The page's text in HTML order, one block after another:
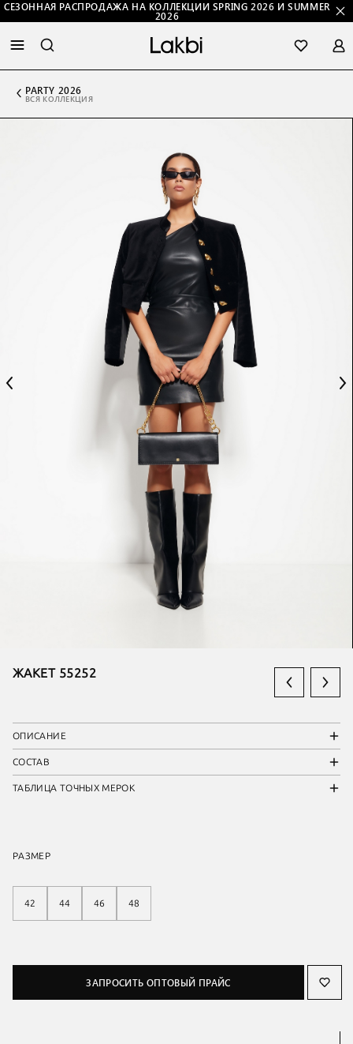
СЕЗОННАЯ РАСПРОДАЖА НА КОЛЛЕКЦИИ SPRING 2026 И SUMMER
2026
PARTY 2026
ВСЯ КОЛЛЕКЦИЯ
ЖАКЕТ 55252
ОПИСАНИЕ
СОСТАВ
ТАБЛИЦА ТОЧНЫХ МЕРОК
РАЗМЕР
42 44 46 48
ЗАПРОСИТЬ ОПТОВЫЙ ПРАЙС